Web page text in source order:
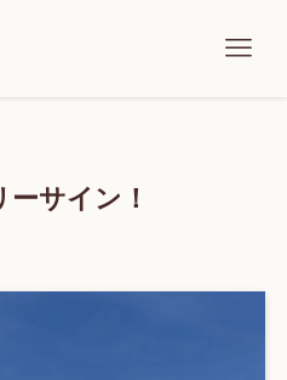
サイン！